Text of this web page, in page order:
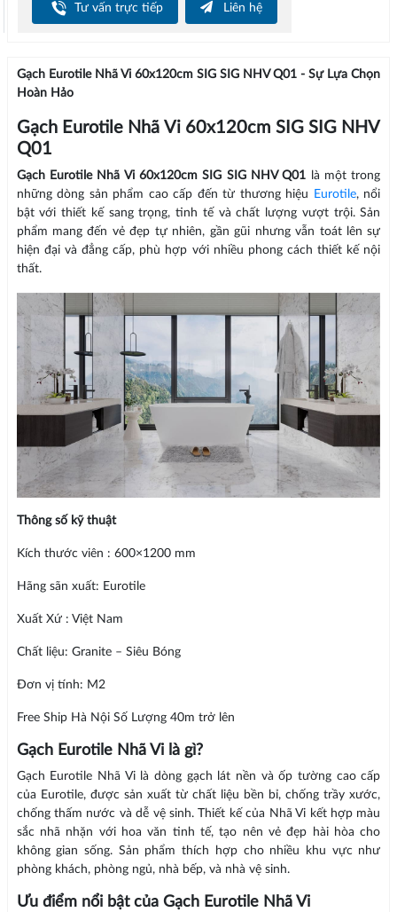
Tư vấn trực tiếp Liên hệ
Gạch Eurotile Nhã Vi 60x120cm SIG SIG NHV Q01 - Sự Lựa Chọn
Hoàn Hảo
Gạch Eurotile Nhã Vi 60x120cm SIG SIG NHV
Q01
Gạch Eurotile Nhã Vi 60x120cm SIG SIG NHV Q01
là một trong
những dòng sản phẩm cao cấp đến từ thương hiệu
Eurotile, nổi
bật với thiết kế sang trọng, tinh tế và chất lượng vượt trội. Sản
phẩm mang đến vẻ đẹp tự nhiên, gần gũi nhưng vẫn toát lên sự
hiện đại và đẳng cấp, phù hợp với nhiều phong cách thiết kế nội
thất.
Thông số kỹ thuật
Kích thước viên : 600×1200 mm
Hãng sãn xuất: Eurotile
Xuất Xứ : Việt Nam
Chất liệu: Granite – Siêu Bóng
Đơn vị tính: M2
Free Ship Hà Nội Số Lượng 40m trở lên
Gạch Eurotile Nhã Vi là gì?
Gạch Eurotile Nhã Vi là dòng gạch lát nền và ốp tường cao cấp
của Eurotile, được sản xuất từ chất liệu bền bỉ, chống trầy xước,
chống thấm nước và dễ vệ sinh. Thiết kế của Nhã Vi kết hợp màu
sắc nhã nhặn với hoa văn tinh tế, tạo nên vẻ đẹp hài hòa cho
không gian sống. Sản phẩm thích hợp cho nhiều khu vực như
phòng khách, phòng ngủ, nhà bếp, và nhà vệ sinh.
Ưu điểm nổi bật của Gạch Eurotile Nhã Vi